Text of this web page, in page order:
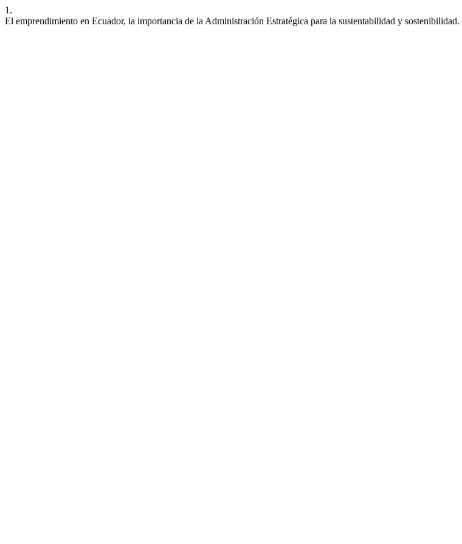
1.
El emprendimiento en Ecuador, la importancia de la Administración Estratégica para la sustentabilidad y sostenibilidad.